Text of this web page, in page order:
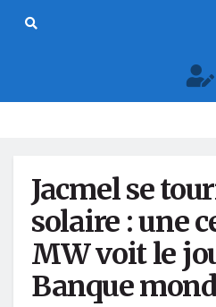
Jacmel se
solaire : une
MW voit le
Banque